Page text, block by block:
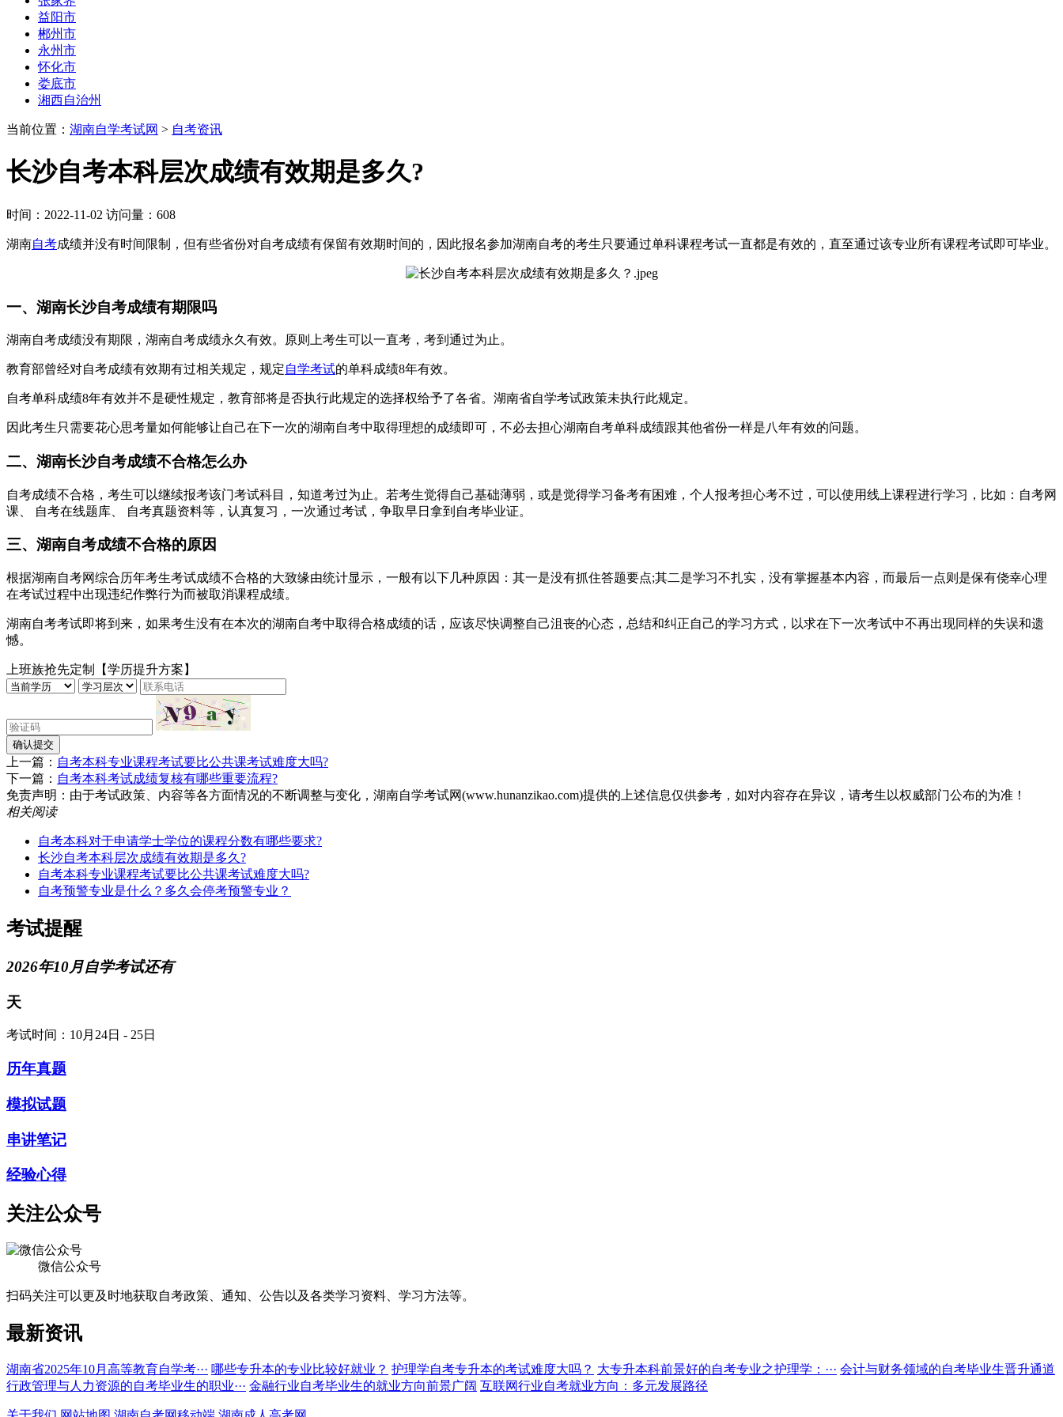
益阳市
郴州市
永州市
怀化市
娄底市
湘西自治州
当前位置： 湖南自学考试网 > 自考资讯
长沙自考本科层次成绩有效期是多久?
时间：2022-11-02 访问量：608
湖南自考成绩并没有时间限制，但有些省份对自考成绩有保留有效期时间的，因此报名参加湖南自考的考生只要通过单科课程考试一直都是有效的，直至通过该专业所有课程考试即可毕业。
一、湖南长沙自考成绩有期限吗
湖南自考成绩没有期限，湖南自考成绩永久有效。原则上考生可以一直考，考到通过为止。
教育部曾经对自考成绩有效期有过相关规定，规定自学考试的单科成绩8年有效。
自考单科成绩8年有效并不是硬性规定，教育部将是否执行此规定的选择权给予了各省。湖南省自学考试政策未执行此规定。
因此考生只需要花心思考量如何能够让自己在下一次的湖南自考中取得理想的成绩即可，不必去担心湖南自考单科成绩跟其他省份一样是八年有效的问题。
二、湖南长沙自考成绩不合格怎么办
自考成绩不合格，考生可以继续报考该门考试科目，知道考过为止。若考生觉得自己基础薄弱，或是觉得学习备考有困难，个人报考担心考不过，可以使用线上课程进行学习，比如：自考网
课、 自考在线题库、 自考真题资料等，认真复习，一次通过考试，争取早日拿到自考毕业证。
三、湖南自考成绩不合格的原因
根据湖南自考网综合历年考生考试成绩不合格的大致缘由统计显示，一般有以下几种原因：其一是没有抓住答题要点;其二是学习不扎实，没有掌握基本内容，而最后一点则是保有侥幸心理
在考试过程中出现违纪作弊行为而被取消课程成绩。
湖南自考考试即将到来，如果考生没有在本次的湖南自考中取得合格成绩的话，应该尽快调整自己沮丧的心态，总结和纠正自己的学习方式，以求在下一次考试中不再出现同样的失误和遗
憾。
上班族抢先定制【学历提升方案】
确认提交
上一篇： 自考本科专业课程考试要比公共课考试难度大吗?
下一篇： 自考本科考试成绩复核有哪些重要流程?
免责声明：由于考试政策、内容等各方面情况的不断调整与变化，湖南自学考试网(www.hunanzikao.com)提供的上述信息仅供参考，如对内容存在异议，请考生以权威部门公布的为准！
相关阅读
自考本科对于申请学士学位的课程分数有哪些要求?
长沙自考本科层次成绩有效期是多久?
自考本科专业课程考试要比公共课考试难度大吗?
自考预警专业是什么？多久会停考预警专业？
考试提醒
2026年10月自学考试还有
天
考试时间：10月24日 - 25日
历年真题
模拟试题
串讲笔记
经验心得
关注公众号
微信公众号
扫码关注可以更及时地获取自考政策、通知、公告以及各类学习资料、学习方法等。
最新资讯
湖南省2025年10月高等教育自学考··· 哪些专升本的专业比较好就业？ 护理学自考专升本的考试难度大吗？ 大专升本科前景好的自考专业之护理学：··· 会计与财务领域的自考毕业生晋升通道
行政管理与人力资源的自考毕业生的职业··· 金融行业自考毕业生的就业方向前景广阔 互联网行业自考就业方向：多元发展路径